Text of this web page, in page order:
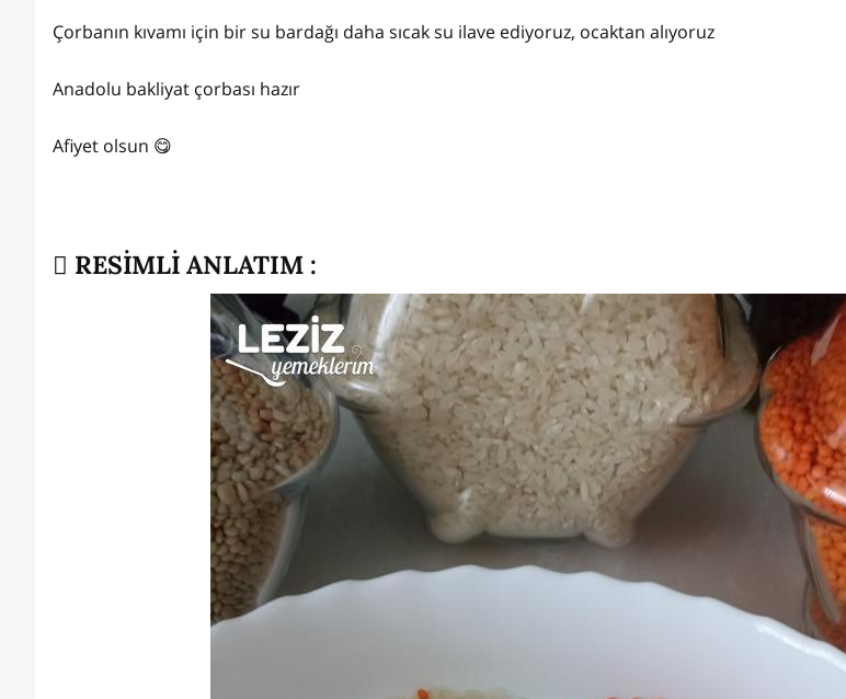
Çorbanın kıvamı için bir su bardağı daha sıcak su ilave ediyoruz, ocaktan alıyoruz
Anadolu bakliyat çorbası hazır
Afiyet olsun 😋
RESİMLİ ANLATIM :